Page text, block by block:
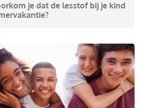
je dat de lesstof bij je kind